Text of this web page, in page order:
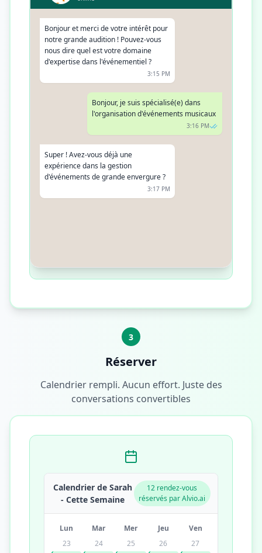
Bonjour et merci de votre intérêt pour
notre grande audition ! Pouvez-vous
nous dire quel est votre domaine
d'expertise dans l'événementiel ?
3:15 PM
Bonjour, je suis spécialisé(e) dans
l'organisation d'événements musicaux
3:16 PM
Super ! Avez-vous déjà une
expérience dans la gestion
d'événements de grande envergure ?
3:17 PM
3
Réserver
Calendrier rempli. Aucun effort. Juste des
conversations convertibles
Calendrier de Sarah
- Cette Semaine
12 rendez-vous
réservés par Alvio.ai
Lun Mar Mer Jeu
Ven
23
24
25
26
27